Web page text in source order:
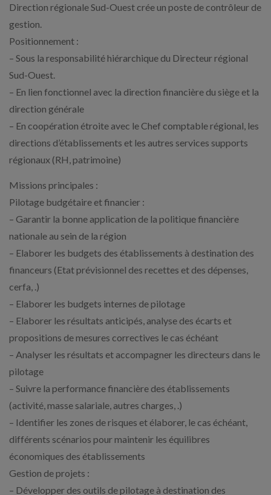
Direction régionale Sud-Ouest crée un poste de contrôleur de
gestion.
Positionnement :
– Sous la responsabilité hiérarchique du Directeur régional
Sud-Ouest.
– En lien fonctionnel avec la direction financière du siège et la
direction générale
– En coopération étroite avec le Chef comptable régional, les
directions d’établissements et les autres services supports
régionaux (RH, patrimoine)
Missions principales :
Pilotage budgétaire et financier :
– Garantir la bonne application de la politique financière
nationale au sein de la région
– Elaborer les budgets des établissements à destination des
financeurs (Etat prévisionnel des recettes et des dépenses,
cerfa, .)
– Elaborer les budgets internes de pilotage
– Elaborer les résultats anticipés, analyse des écarts et
propositions de mesures correctives le cas échéant
– Analyser les résultats et accompagner les directeurs dans le
pilotage
– Suivre la performance financière des établissements
(activité, masse salariale, autres charges, .)
– Identifier les zones de risques et élaborer, le cas échéant,
différents scénarios pour maintenir les équilibres
économiques des établissements
Gestion de projets :
– Développer des outils de pilotage à destination des